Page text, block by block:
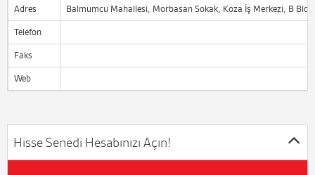
Adres Balmumcu Mahallesi, Morbasan Sokak, Koza İş Merkezi, B
Telefon
Faks
Web
Hisse Senedi Hesabınızı Açın!